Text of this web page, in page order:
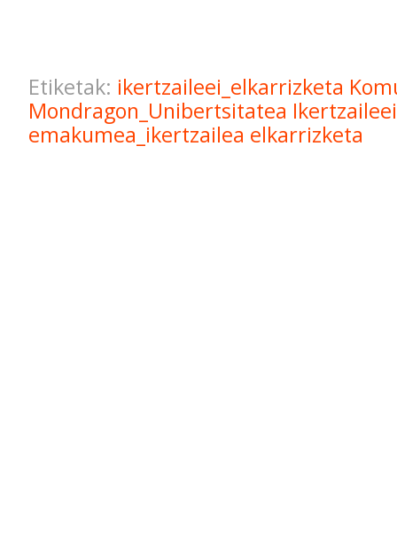
Etiketak: ikertzaileei_elkarrizketa
Mondragon_Unibertsitatea
emakumea_ikertzailea elkarrizketa